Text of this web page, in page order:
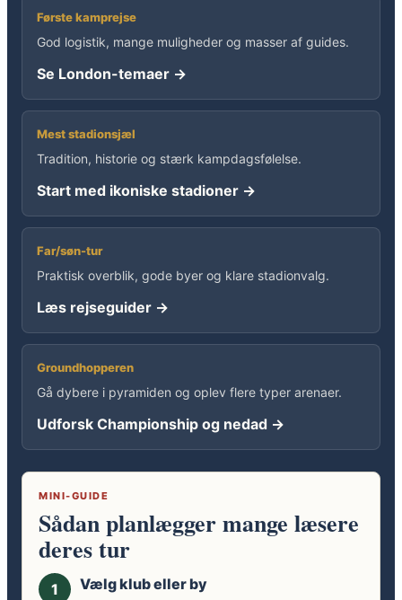
Første kamprejse
God logistik, mange muligheder og masser af guides.
Se London-temaer →
Mest stadionsjæl
Tradition, historie og stærk kampdagsfølelse.
Start med ikoniske stadioner →
Far/søn-tur
Praktisk overblik, gode byer og klare stadionvalg.
Læs rejseguider →
Groundhopperen
Gå dybere i pyramiden og oplev flere typer arenaer.
Udforsk Championship og nedad →
MINI-GUIDE
Sådan planlægger mange læsere
deres tur
1 Vælg klub eller by